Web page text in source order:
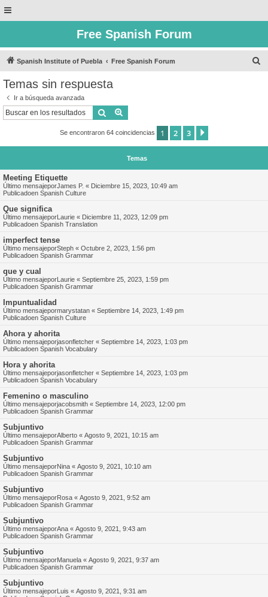
Free Spanish Forum
Spanish Institute of Puebla Free Spanish Forum
Temas sin respuesta
Ir a búsqueda avanzada
Buscar
Se encontraron 64 coincidencias 1 2 3
Temas
Meeting Etiquette
Último mensajeporJames P. « Diciembre 15, 2023, 10:49 am
Publicadoen Spanish Culture
Que significa
Último mensajeporLaurie « Diciembre 11, 2023, 12:09 pm
Publicadoen Spanish Translation
imperfect tense
Último mensajeporSteph « Octubre 2, 2023, 1:56 pm
Publicadoen Spanish Grammar
que y cual
Último mensajeporLaurie « Septiembre 25, 2023, 1:59 pm
Publicadoen Spanish Grammar
Impuntualidad
Último mensajepormarystatan « Septiembre 14, 2023, 1:49 pm
Publicadoen Spanish Culture
Ahora y ahorita
Último mensajeporjasonfletcher « Septiembre 14, 2023, 1:03 pm
Publicadoen Spanish Vocabulary
Hora y ahorita
Último mensajeporjasonfletcher « Septiembre 14, 2023, 1:03 pm
Publicadoen Spanish Vocabulary
Femenino o masculino
Último mensajeporjacobsmith « Septiembre 14, 2023, 12:00 pm
Publicadoen Spanish Grammar
Subjuntivo
Último mensajeporAlberto « Agosto 9, 2021, 10:15 am
Publicadoen Spanish Grammar
Subjuntivo
Último mensajeporNina « Agosto 9, 2021, 10:10 am
Publicadoen Spanish Grammar
Subjuntivo
Último mensajeporRosa « Agosto 9, 2021, 9:52 am
Publicadoen Spanish Grammar
Subjuntivo
Último mensajeporAna « Agosto 9, 2021, 9:43 am
Publicadoen Spanish Grammar
Subjuntivo
Último mensajeporManuela « Agosto 9, 2021, 9:37 am
Publicadoen Spanish Grammar
Subjuntivo
Último mensajeporLuis « Agosto 9, 2021, 9:31 am